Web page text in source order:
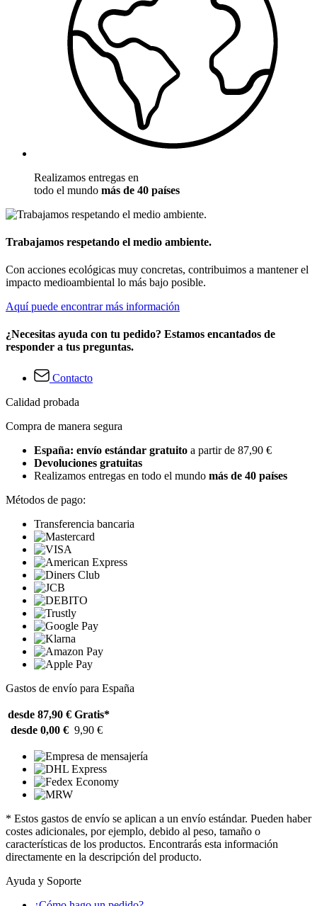
Realizamos entregas en
todo el mundo más de 40 países
Trabajamos respetando el medio ambiente.
Con acciones ecológicas muy concretas, contribuimos a mantener el
impacto medioambiental lo más bajo posible.
Aquí puede encontrar más información
¿Necesitas ayuda con tu pedido? Estamos encantados de
responder a tus preguntas.
Contacto
Calidad probada
Compra de manera segura
España: envío estándar gratuito a partir de 87,90 €
Devoluciones gratuitas
Realizamos entregas en todo el mundo más de 40 países
Métodos de pago:
Transferencia bancaria
Gastos de envío para España
desde 87,90 € Gratis*
desde 0,00 € 9,90 €
* Estos gastos de envío se aplican a un envío estándar. Pueden haber
costes adicionales, por ejemplo, debido al peso, tamaño o
características de los productos. Encontrarás esta información
directamente en la descripción del producto.
Ayuda y Soporte